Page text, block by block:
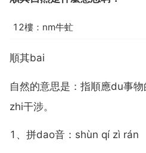
12樓：nm牛虻
順其bai
自然的意思是：指順應du事
zhi干涉。
1、拼dao音：shùn qí zì rán